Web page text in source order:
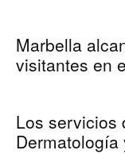
Marbella
visitantes en
Los servicios